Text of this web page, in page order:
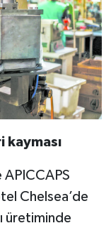
Chelsea’de
üretiminde